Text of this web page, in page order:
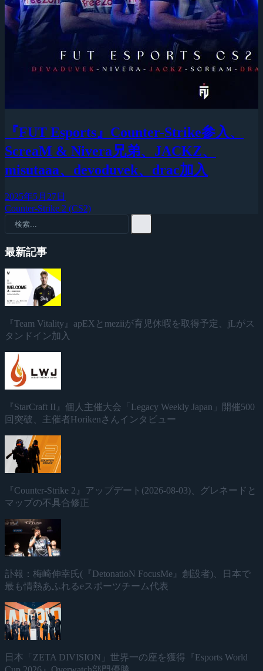
『FUT Esports』Counter-Strike参入、
ScreaM & Nivera兄弟、JACKZ、
misutaaa、devoduvek、drac加入
2025年5月27日
Counter-Strike 2 (CS2)
最新記事
『Team Vitality』apEXとmeziiが育児休暇を取得予定、jLがス
タンドイン加入
『StarCraft II』個人主催大会「Legacy Weekly Japan」開催500
回突破、主催者Horikenさんインタビュー
『Counter-Strike 2』アップデート(2026-08-03)、グレネードと
マップの不具合修正
訃報：梅崎伸幸氏(『DetonatioN FocusMe』創設者)、日本で
最も情熱あふれるeスポーツチーム代表
日本「ZETA DIVISION」世界一の座を獲得『Esports World